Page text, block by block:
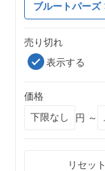
ブルートパーズ
売り切れ
表示する
価格
円 ～
リセット